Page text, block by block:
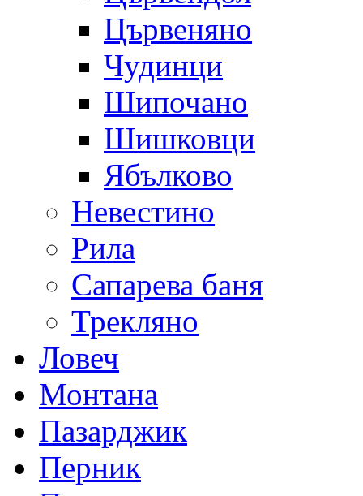
Цървеняно
Чудинци
Шипочано
Шишковци
Ябълково
Невестино
Рила
Сапарева баня
Трекляно
Ловеч
Монтана
Пазарджик
Перник